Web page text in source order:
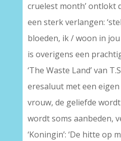
cruelest month’ ontlokt
een sterk verlangen:
bloeden, ik / woon in jou
is overigens een
‘The Waste Land’ van
eresaluut met een
vrouw, de geliefde
wordt soms aanbeden,
‘Koningin’: ‘De hitte op